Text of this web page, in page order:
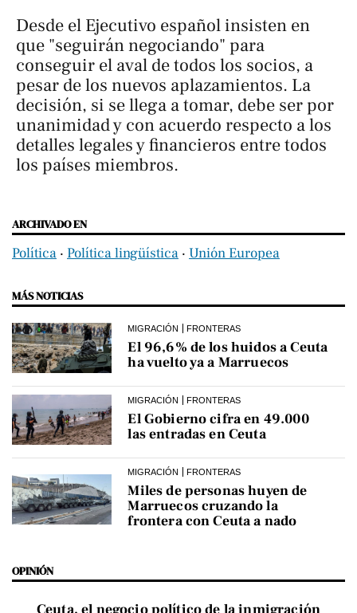
Desde el Ejecutivo español insisten en
que "seguirán negociando" para
conseguir el aval de todos los socios, a
pesar de los nuevos aplazamientos. La
decisión, si se llega a tomar, debe ser por
unanimidad y con acuerdo respecto a los
detalles legales y financieros entre todos
los países miembros.
ARCHIVADO EN
Política ‧ Política lingüística ‧ Unión Europea
MÁS NOTICIAS
MIGRACIÓN FRONTERAS
El 96,6% de los huidos a Ceuta
ha vuelto ya a Marruecos
MIGRACIÓN FRONTERAS
El Gobierno cifra en 49.000
las entradas en Ceuta
MIGRACIÓN FRONTERAS
Miles de personas huyen de
Marruecos cruzando la
frontera con Ceuta a nado
OPINIÓN